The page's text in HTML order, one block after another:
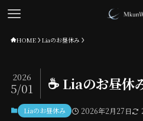
HOME Liaのお昼休み
☕️ Liaのお昼休
2026
5/01
Liaのお昼休み 2026年2月27日